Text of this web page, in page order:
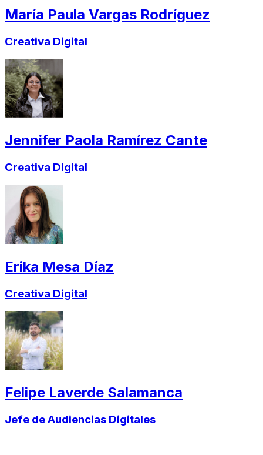
María Paula Vargas Rodríguez
Creativa Digital
Jennifer Paola Ramírez Cante
Creativa Digital
Erika Mesa Díaz
Creativa Digital
Felipe Laverde Salamanca
Jefe de Audiencias Digitales